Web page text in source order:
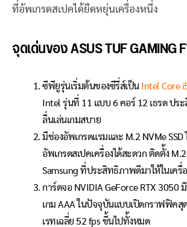
ที่อัพเกรดสเปคได้ยืดหยุ่นเครื่องหนึ่ง
จุดเด่นของ ASUS TUF GAMING
ซีพียูรุ่นเริ่มต้นของซีรี่ส์เป็น Intel Core
Intel รุ่นที่ 11 แบบ 6 คอร์ 12 เธรด ปร
ลื่นเล่นเกมสบาย
มีช่องอัพเกรดแรมและ M.2 NVMe SSD
อัพเกรดสเปคเครื่องได้สะดวก ติดตั้ง
Samsung ที่ประสิทธิภาพดีมาให้ในเครื่
การ์ดจอ NVIDIA GeForce RTX 3050
เกม AAA ในปัจจุบันแบบเปิดกราฟฟิคสุ
เรทเฉลี่ย 52 fps ขึ้นไปทั้งหมด